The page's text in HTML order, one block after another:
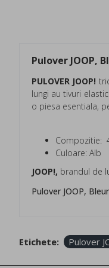
Pulover JOOP,
PULOVER JOOP!
lungi au tivuri
o piesa esentiala,
Compozitie:
Culoare: Alb
JOOP!, brandul de
Pulover JOOP,
Etichete: Pulover